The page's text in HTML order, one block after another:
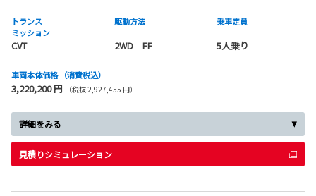
トランス
ミッション
CVT
駆動方法
2WD FF
乗車定員
5人乗り
車両本体価格 （消費税込）
3,220,200 円 （税抜 2,927,455 円）
詳細をみる
見積りシミュレーション